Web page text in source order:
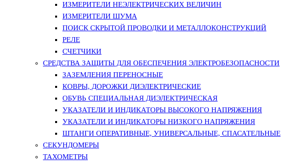
ИЗМЕРИТЕЛИ НЕЭЛЕКТРИЧЕСКИХ ВЕЛИЧИН
ИЗМЕРИТЕЛИ ШУМА
ПОИСК СКРЫТОЙ ПРОВОДКИ И МЕТАЛЛОКОНСТРУКЦИЙ
РЕЛЕ
СЧЕТЧИКИ
СРЕДСТВА ЗАЩИТЫ ДЛЯ ОБЕСПЕЧЕНИЯ ЭЛЕКТРОБЕЗОПАСНОСТИ
ЗАЗЕМЛЕНИЯ ПЕРЕНОСНЫЕ
КОВРЫ, ДОРОЖКИ ДИЭЛЕКТРИЧЕСКИЕ
ОБУВЬ СПЕЦИАЛЬНАЯ ДИЭЛЕКТРИЧЕСКАЯ
УКАЗАТЕЛИ И ИНДИКАТОРЫ ВЫСОКОГО НАПРЯЖЕНИЯ
УКАЗАТЕЛИ И ИНДИКАТОРЫ НИЗКОГО НАПРЯЖЕНИЯ
ШТАНГИ ОПЕРАТИВНЫЕ, УНИВЕРСАЛЬНЫЕ, СПАСАТЕЛЬНЫЕ
СЕКУНДОМЕРЫ
ТАХОМЕТРЫ